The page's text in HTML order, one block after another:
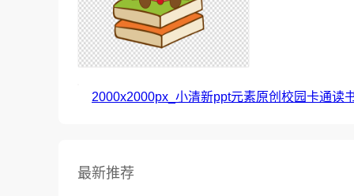
2000x2000px_小清新ppt元素原创校园卡通读
最新推荐